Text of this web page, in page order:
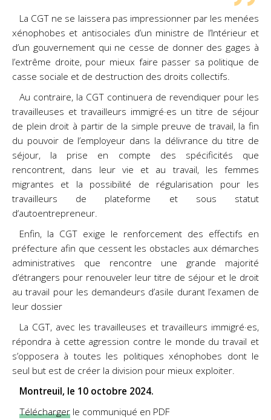
La CGT ne se laissera pas impressionner par les menées
xénophobes et antisociales d’un ministre de l’Intérieur et
d’un gouvernement qui ne cesse de donner des gages à
l’extrême droite, pour mieux faire passer sa politique de
casse sociale et de destruction des droits collectifs.
Au contraire, la CGT continuera de revendiquer pour les
travailleuses et travailleurs immigré·es un titre de séjour
de plein droit à partir de la simple preuve de travail, la fin
du pouvoir de l’employeur dans la délivrance du titre de
séjour, la prise en compte des spécificités que
rencontrent, dans leur vie et au travail, les femmes
migrantes et la possibilité de régularisation pour les
travailleurs de plateforme et sous statut
d‘autoentrepreneur.
Enfin, la CGT exige le renforcement des effectifs en
préfecture afin que cessent les obstacles aux démarches
administratives que rencontre une grande majorité
d’étrangers pour renouveler leur titre de séjour et le droit
au travail pour les demandeurs d’asile durant l’examen de
leur dossier
La CGT, avec les travailleuses et travailleurs immigré·es,
répondra à cette agression contre le monde du travail et
s’opposera à toutes les politiques xénophobes dont le
seul but est de créer la division pour mieux exploiter.
Montreuil, le 10 octobre 2024.
Télécharger le communiqué en PDF